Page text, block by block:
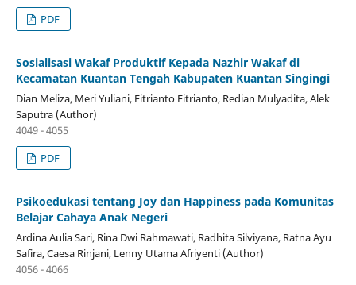
PDF
Sosialisasi Wakaf Produktif Kepada Nazhir Wakaf di
Kecamatan Kuantan Tengah Kabupaten Kuantan Singingi
Dian Meliza, Meri Yuliani, Fitrianto Fitrianto, Redian Mulyadita, Alek
Saputra (Author)
4049 - 4055
PDF
Psikoedukasi tentang Joy dan Happiness pada Komunitas
Belajar Cahaya Anak Negeri
Ardina Aulia Sari, Rina Dwi Rahmawati, Radhita Silviyana, Ratna Ayu
Safira, Caesa Rinjani, Lenny Utama Afriyenti (Author)
4056 - 4066